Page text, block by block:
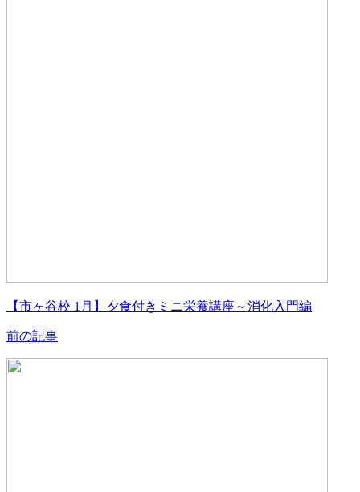
【市ヶ谷校 1月】夕食付きミニ栄養講座～消化入門編
前の記事